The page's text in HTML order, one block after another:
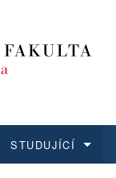
STUDUJÍCÍ